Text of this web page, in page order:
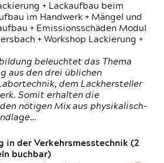
+ Lackaufbau beim
im Handwerk + Mängel und
+ Emissionsschäden Modul
+ Workshop Lackierung +
beleuchtet das Thema
aus den drei üblichen
dem Lackhersteller
Somit erhalten die
nötigen Mix aus physikalisch-
in der Verkehrsmesstechnik (2
buchbar)